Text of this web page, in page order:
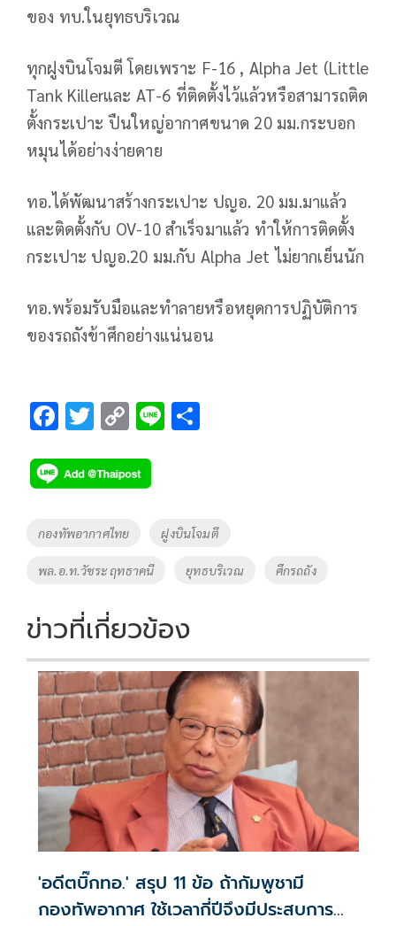
ของ ทบ.ในยุทธบริเวณ
ทุกฝูงบินโจมตี โดยเพราะ F-16 , Alpha Jet (Little
Tank Killerและ AT-6 ที่ติดตั้งไว้แล้วหรือสามารถติด
ตั้งกระเปาะ ปืนใหญ่อากาศขนาด 20 มม.กระบอก
หมุนได้อย่างง่ายดาย
ทอ.ได้พัฒนาสร้างกระเปาะ ปญอ. 20 มม.มาแล้ว
และติดตั้งกับ OV-10 สำเร็จมาแล้ว ทำให้การติดตั้ง
กระเปาะ ปญอ.20 มม.กับ Alpha Jet ไม่ยากเย็นนัก
ทอ.พร้อมรับมือและทำลายหรือหยุดการปฏิบัติการ
ของรถถังข้าศึกอย่างแน่นอน
F
e
b
o
k
T
tt
er
C
p
y
k
Li
Tags
กองทัพอากาศไทย ฝูงบินโจมตี
พล.อ.ท.วัชระ ฤทธาคนี ยุทธบริเวณ ศึกรถถัง
ข่าวที่เกี่ยวข้อง
'อดีตบิ๊กทอ.' สรุป 11 ข้อ ถ้ากัมพูชามี
กองทัพอากาศ ใช้เวลากี่ปีจึงมีประสบการณ์